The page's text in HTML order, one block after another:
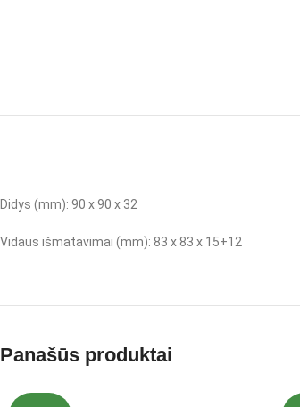
Didys (mm): 90 x 90 x 32
Vidaus išmatavimai (mm): 83 x 83 x 15+12
Panašūs produktai